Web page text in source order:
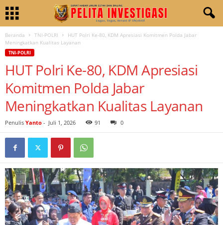
Beranda TNI-POLRI
HUT Polri Ke-80, KDM Apresiasi Komitmen Polda Jabar
Meningkatkan Kualitas Layanan
TNI-POLRI
HUT Polri Ke-80, KDM Apresiasi
Komitmen Polda Jabar
Meningkatkan Kualitas Layanan
Penulis Yanto - Juli 1, 2026 91 0